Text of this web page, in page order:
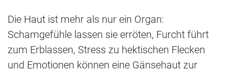
Die Haut ist mehr als nur ein Organ:
Schamgefühle lassen sie erröten, Furcht führt
zum Erblassen, Stress zu hektischen Flecken
und Emotionen können eine Gänsehaut zur